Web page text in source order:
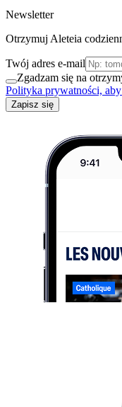
Newsletter
Otrzymuj Aleteia
Twój adres e-mail
Zgadzam się na
Polityka prywatności,
Zapisz się